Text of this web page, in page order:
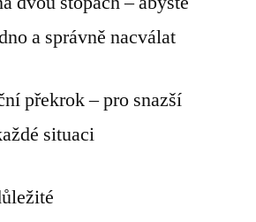
a správně nacválat
překrok – pro snazší
situaci